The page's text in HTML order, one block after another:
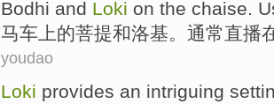
Bodhi and Loki on the chaise.
马车 上的菩提和洛基。 通常直播
youdao
Loki provides an intriguing